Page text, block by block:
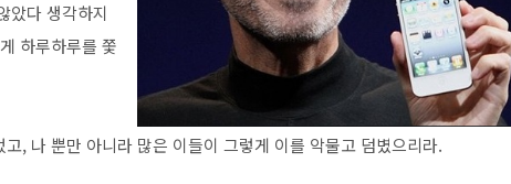
았다 생각하지
하루하루를 쫓
, 나 뿐만 아니라 많은 이들이 그렇게 이를 악물고 덤볐으리라.